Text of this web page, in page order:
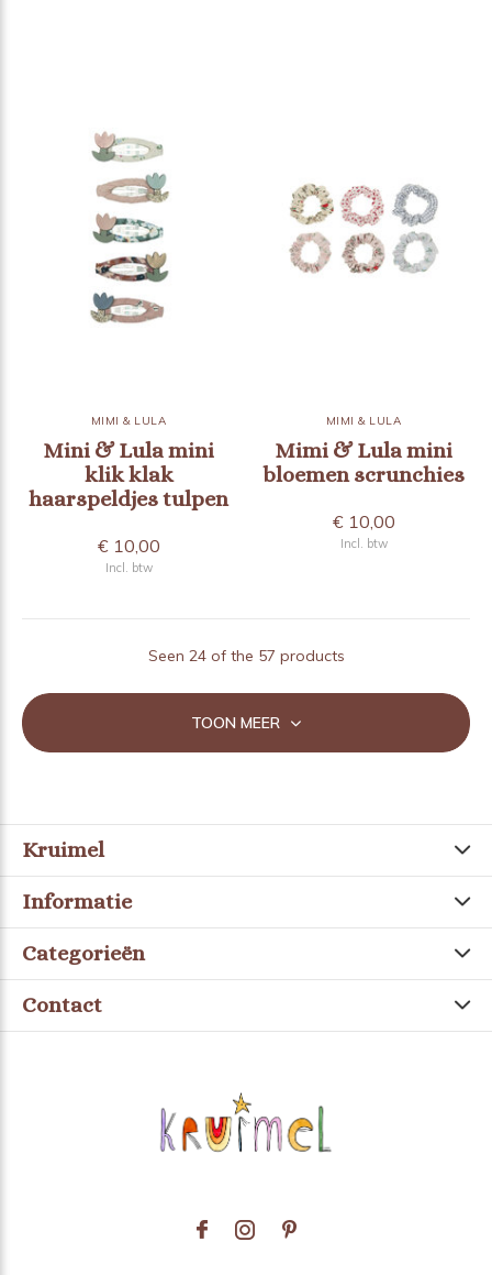
MIMI & LULA
Mini & Lula mini
klik klak
haarspeldjes tulpen
€ 10,00
Incl. btw
MIMI & LULA
Mimi & Lula mini
bloemen scrunchies
€ 10,00
Incl. btw
Seen 24 of the 57 products
TOON MEER
Kruimel
Informatie
Categorieën
Contact